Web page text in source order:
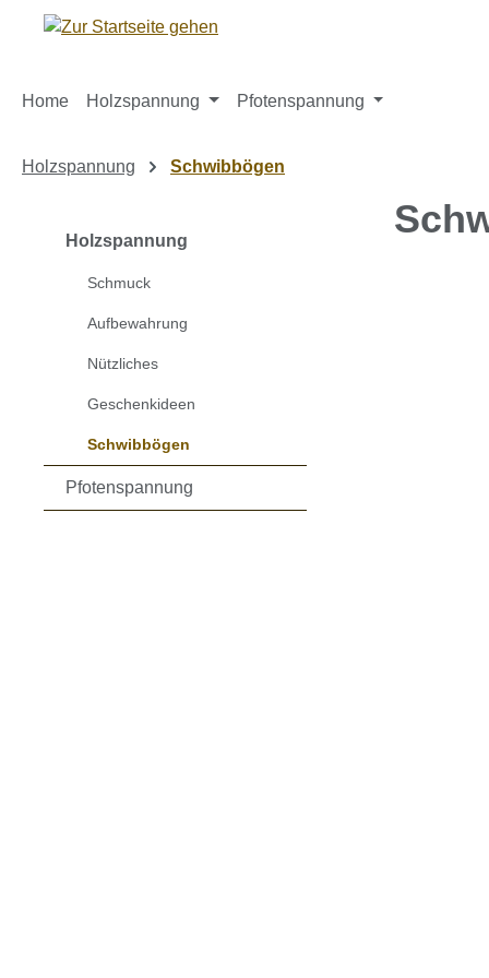
Hauptinhalt springen
Zur Suche springen
Zur Hauptnavigation springen
Home Holzspannung Pfotenspannung
Holzspannung Schwibbögen
Holzspannung
Schmuck
Aufbewahrung
Nützliches
Geschenkideen
Schwibbögen
Pfotenspannung